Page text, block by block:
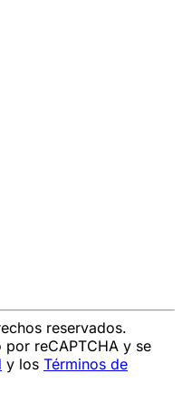
reservados.
reCAPTCHA y se
y los Términos de